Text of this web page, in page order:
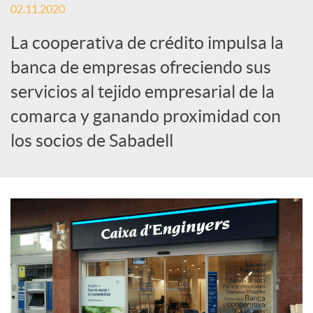
o
c
a
l
e
02.11.2020
La cooperativa de crédito impulsa la
banca de empresas ofreciendo sus
servicios al tejido empresarial de la
comarca y ganando proximidad con
los socios de Sabadell